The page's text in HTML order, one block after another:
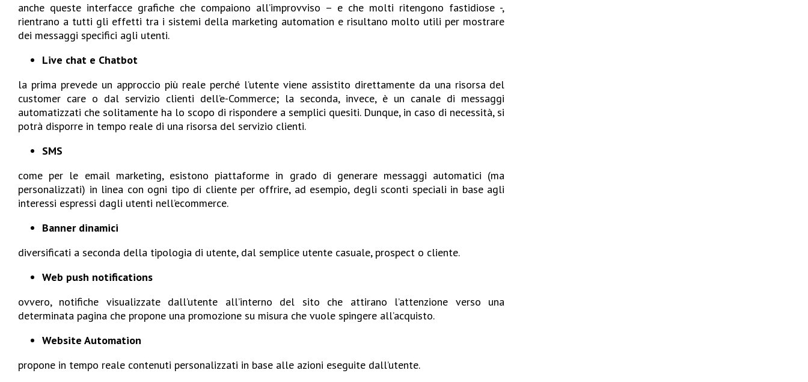
anche queste interfacce grafiche che compaiono all’improvviso – e che molti ritengono fastidiose -,
rientrano a tutti gli effetti tra i sistemi della marketing automation e risultano molto utili per mostrare
dei messaggi specifici agli utenti.
Live chat e Chatbot
la prima prevede un approccio più reale perché l’utente viene assistito direttamente da una risorsa del
customer care o dal servizio clienti dell’e-Commerce; la seconda, invece, è un canale di messaggi
automatizzati che solitamente ha lo scopo di rispondere a semplici quesiti. Dunque, in caso di necessità, si
potrà disporre in tempo reale di una risorsa del servizio clienti.
SMS
come per le email marketing, esistono piattaforme in grado di generare messaggi automatici (ma
personalizzati) in linea con ogni tipo di cliente per offrire, ad esempio, degli sconti speciali in base agli
interessi espressi dagli utenti nell’ecommerce.
Banner dinamici
diversificati a seconda della tipologia di utente, dal semplice utente casuale, prospect o cliente.
Web push notifications
ovvero, notifiche visualizzate dall’utente all’interno del sito che attirano l’attenzione verso una
determinata pagina che propone una promozione su misura che vuole spingere all’acquisto.
Website Automation
propone in tempo reale contenuti personalizzati in base alle azioni eseguite dall’utente.